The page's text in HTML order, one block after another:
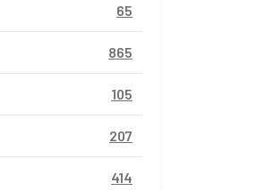
65
865
105
207
414